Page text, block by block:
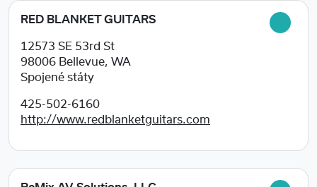
RED BLANKET GUITARS
12573 SE 53rd St
98006 Bellevue, WA
Spojené státy
425-502-6160
http://www.redblanketguitars.com